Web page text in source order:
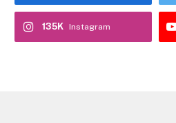
Instagram
135K